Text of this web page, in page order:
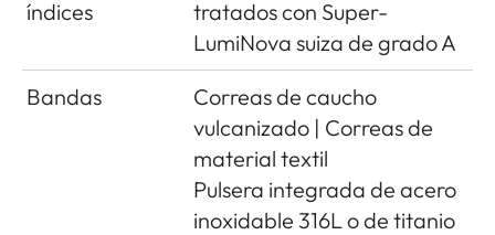
índices
tratados con Super-
LumiNova suiza de grado A
Bandas
Correas de caucho
vulcanizado | Correas de
material textil
Pulsera integrada de acero
inoxidable 316L o de titanio